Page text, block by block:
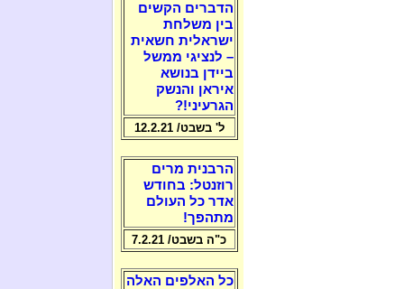
הדברים הקשים
בין משלחת
ישראלית חשאית
– לנציגי ממשל
ביידן בנושא
איראן והנשק
הגרעיני!?
ל' בשבט/ 12.2.21
הרבנית מרים
רוזנטל: בחודש
אדר כל העולם
מתהפך!
כ"ה בשבט/ 7.2.21
כל האלפים האלה